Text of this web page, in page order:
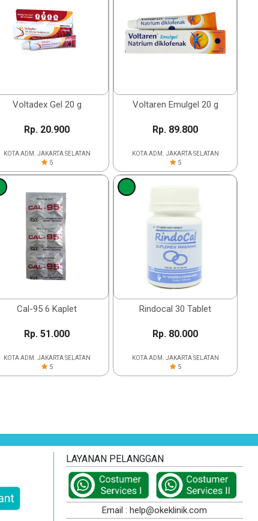
Voltadex Gel 20 g
Rp. 20.900
KOTA ADM. JAKARTA SELATAN
5
Voltaren Emulgel 20 g
Rp. 89.800
KOTA ADM. JAKARTA SELATAN
5
Cal-95 6 Kaplet
Rp. 51.000
KOTA ADM. JAKARTA SELATAN
5
Rindocal 30 Tablet
Rp. 80.000
KOTA ADM. JAKARTA SELATAN
5
LAYANAN PELANGGAN
Email : help@okeklinik.com